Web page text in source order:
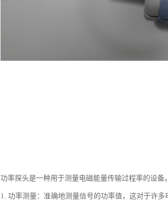
功率探头是一种用于测量电磁能量传输过程率的设备
1. 功率测量：准确地测量信号的功率值，这对于许